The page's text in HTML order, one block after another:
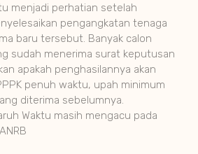
menjadi perhatian setelah
pengangkatan tenaga
baru tersebut. Banyak calon
sudah menerima surat keputusan
apakah penghasilannya akan
penuh waktu, upah minimum
diterima sebelumnya.
Waktu masih mengacu pada